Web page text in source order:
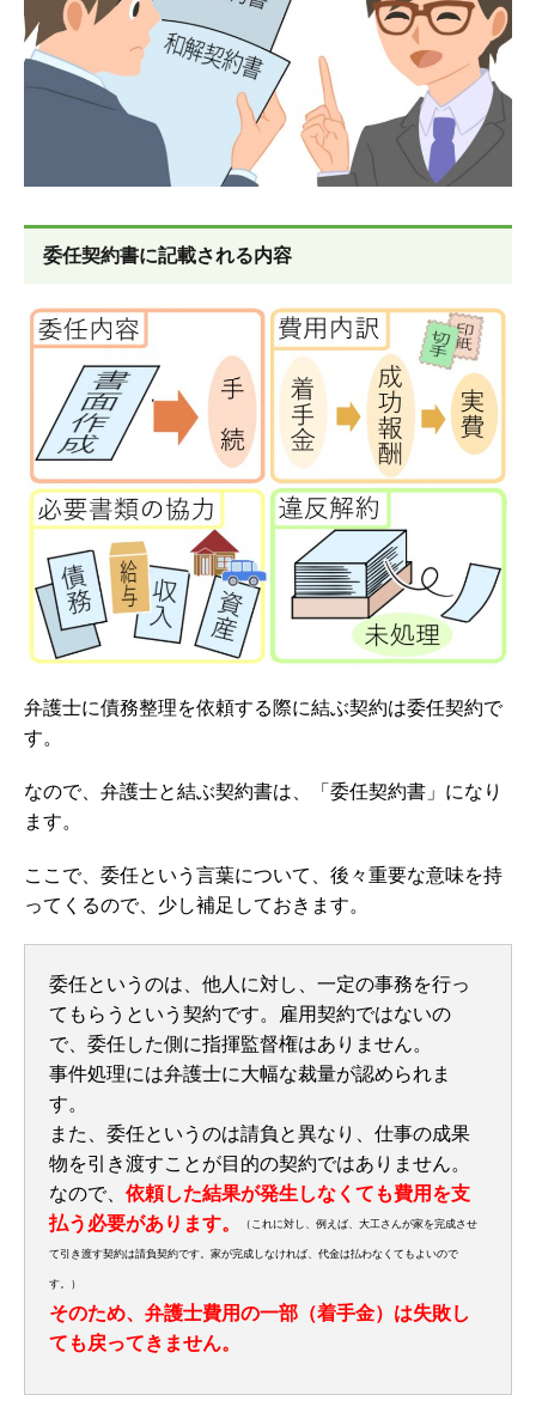
委任契約書に記載される内容
弁護士に債務整理を依頼する際に結ぶ契約は委任契約で
す。
なので、弁護士と結ぶ契約書は、「委任契約書」になり
ます。
ここで、委任という言葉について、後々重要な意味を持
ってくるので、少し補足しておきます。
委任というのは、他人に対し、一定の事務を行っ
てもらうという契約です。雇用契約ではないの
で、委任した側に指揮監督権はありません。
事件処理には弁護士に大幅な裁量が認められま
す。
また、委任というのは請負と異なり、仕事の成果
物を引き渡すことが目的の契約ではありません。
なので、 依頼した結果が発生しなくても費用を支
払う必要があります。
（これに対し、例えば、大工さんが家を完成させ
て引き渡す契約は請負契約です。家が完成しなければ、代金は払わなくてもよいので
す。）
そのため、弁護士費用の一部（着手金）は失敗し
ても戻ってきません。